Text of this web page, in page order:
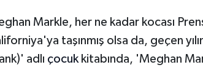
Markle, her ne kadar kocası
taşınmış olsa da, geçen
adlı çocukkitabında, 'Meghan